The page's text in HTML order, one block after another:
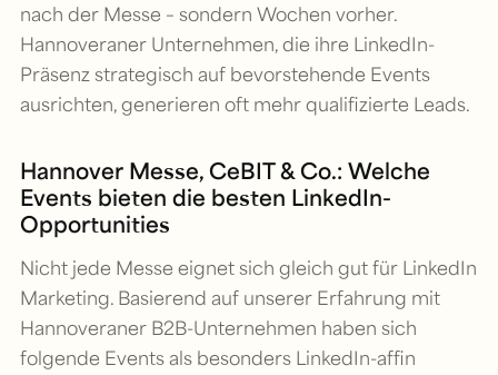
nach der Messe – sondern Wochen vorher.
Hannoveraner Unternehmen, die ihre LinkedIn-
Präsenz strategisch auf bevorstehende Events
ausrichten, generieren oft mehr qualifizierte Leads.
Hannover Messe, CeBIT & Co.: Welche
Events bieten die besten LinkedIn-
Opportunities
Nicht jede Messe eignet sich gleich gut für LinkedIn
Marketing. Basierend auf unserer Erfahrung mit
Hannoveraner B2B-Unternehmen haben sich
folgende Events als besonders LinkedIn-affin